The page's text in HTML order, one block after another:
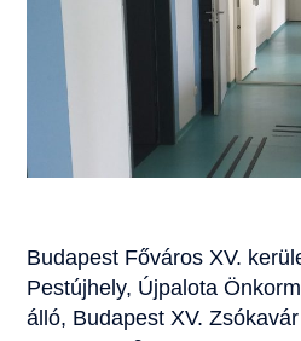
Budapest Főváros XV.
Pestújhely, Újpalota
álló, Budapest XV.